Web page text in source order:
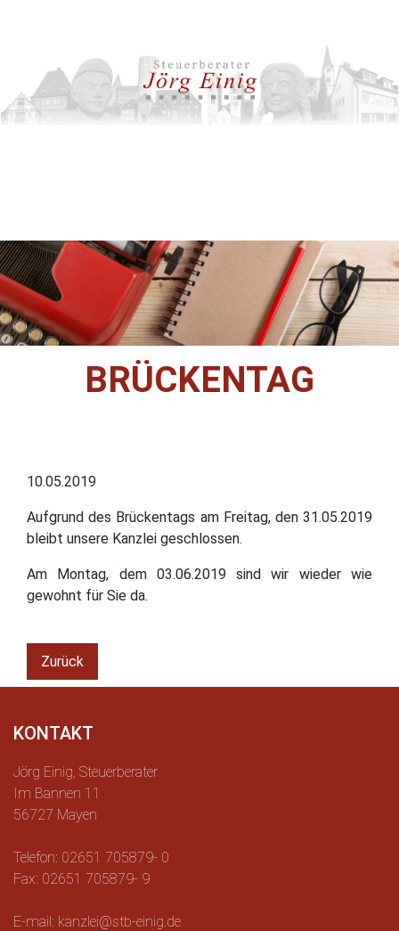
BRÜCKENTAG
10.05.2019
Aufgrund des Brückentags am Freitag, den 31.05.2019
bleibt unsere Kanzlei geschlossen.
Am Montag, dem 03.06.2019 sind wir wieder wie
gewohnt für Sie da.
Zurück
KONTAKT
Jörg Einig, Steuerberater
Im Bannen 11
56727 Mayen
Telefon: 02651 705879- 0
Fax: 02651 705879- 9
E-mail: kanzlei@stb-einig.de